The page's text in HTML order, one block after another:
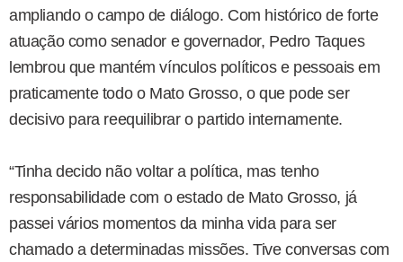
ampliando o campo de diálogo. Com histórico de forte
atuação como senador e governador, Pedro Taques
lembrou que mantém vínculos políticos e pessoais em
praticamente todo o Mato Grosso, o que pode ser
decisivo para reequilibrar o partido internamente.
“Tinha decido não voltar a política, mas tenho
responsabilidade com o estado de Mato Grosso, já
passei vários momentos da minha vida para ser
chamado a determinadas missões. Tive conversas com